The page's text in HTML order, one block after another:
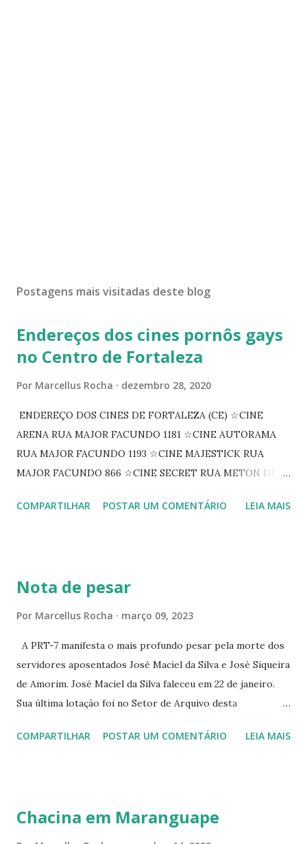
Postagens mais visitadas deste blog
Endereços dos cines pornôs gays
no Centro de Fortaleza
Por Marcellus Rocha dezembro 28, 2020
ENDEREÇO DOS CINES DE FORTALEZA (CE) ☆CINE
ARENA RUA MAJOR FACUNDO 1181 ☆CINE AUTORAMA
RUA MAJOR FACUNDO 1193 ☆CINE MAJESTICK RUA
MAJOR FACUNDO 866 ☆CINE SECRET RUA METON DE
PEIXOTO 1307 ☆CINE IRIS RUA FLORIANO PEIXOTO 1206
☆CINE VIP CLUBE RUA 24 DE MAIO 825 ☆CINE ECLIPSE
COMPARTILHAR POSTAR UM COMENTÁRIO LEIA MAIS
Nota de pesar
Por Marcellus Rocha março 09, 2023
A PRT-7 manifesta o mais profundo pesar pela morte dos
servidores aposentados José Maciel da Silva e José Siqueira
de Amorim. José Maciel da Silva faleceu em 22 de janeiro.
Sua última lotação foi no Setor de Arquivo desta
Siqueira Amorim faleceu em 28 de fevereiro e encerrou a
enquanto atuaram nesta instituição.
COMPARTILHAR POSTAR UM COMENTÁRIO LEIA MAIS
Chacina em Maranguape